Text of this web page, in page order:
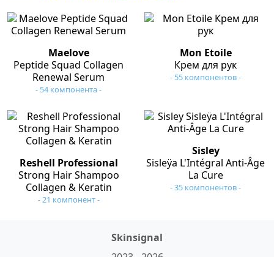
Maelove
Peptide Squad Collagen
Renewal Serum
- 54 компонента -
Mon Etoile
Крем для рук
- 55 компонентов -
Reshell Professional
Strong Hair Shampoo
Collagen & Keratin
- 21 компонент -
Sisley
Sisleÿa L'Intégral Anti-Âge
La Cure
- 35 компонентов -
Skinsignal